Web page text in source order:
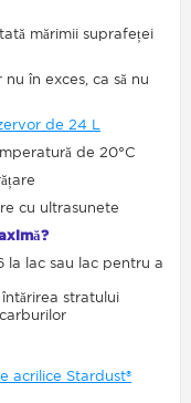
mărimii suprafeței
în exces, ca să nu
de 24 L
de 20°C
cu ultrasunete
la lac sau lac pentru a
stratului
acrilice Stardust®